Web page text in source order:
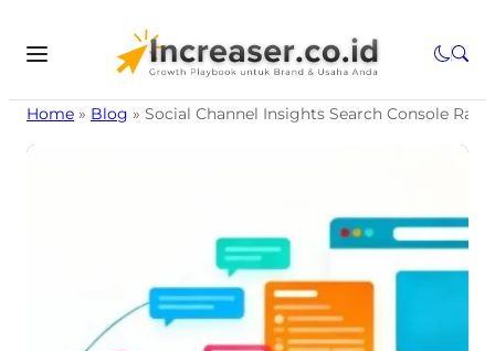
Home » Blog » Social Channel Insights Search Console